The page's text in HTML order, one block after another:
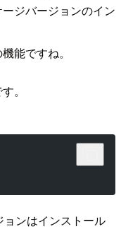
ジバージョンのイン
能ですね。
。
ンはインストール